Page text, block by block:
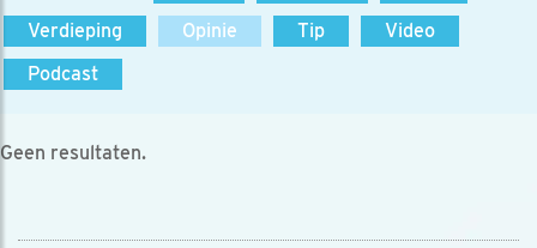
Verdieping
Opinie Tip
Video
Podcast
Geen resultaten.